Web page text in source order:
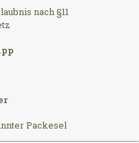
nach §11
Packesel